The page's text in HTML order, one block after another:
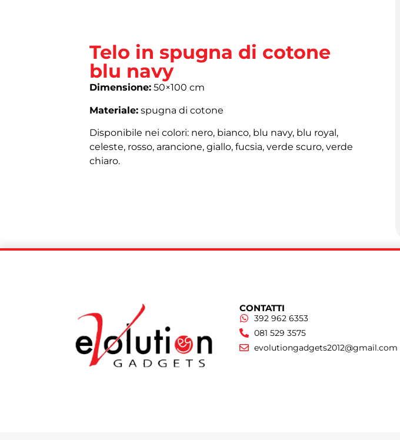
Telo in spugna di cotone
blu navy
Dimensione: 50×100 cm
Materiale: spugna di cotone
Disponibile nei colori: nero, bianco, blu navy, blu royal,
celeste, rosso, arancione, giallo, fucsia, verde scuro, verde
chiaro.
CONTATTI
392 962 6353
081 529 3575
evolutiongadgets2012@gmail.com